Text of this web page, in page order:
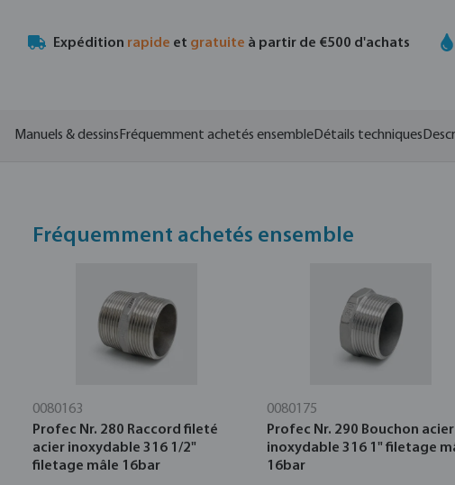
Expédition rapide et gratuite à partir de €500 d'achats
Manuels & dessins Fréquemment achetés ensembleDétails techniques
Fréquemment achetés ensemble
0080163
Profec Nr. 280 Raccord fileté
acier inoxydable 316 1/2"
filetage mâle 16bar
0080175
Profec Nr. 290 Bouchon acier
inoxydable 316 1" filetage
16bar